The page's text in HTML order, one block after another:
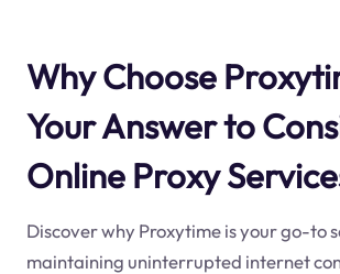
Why Choose
Your Answer to
Online Proxy
Discover why Proxytime is your go-to
maintaining uninterrupted internet